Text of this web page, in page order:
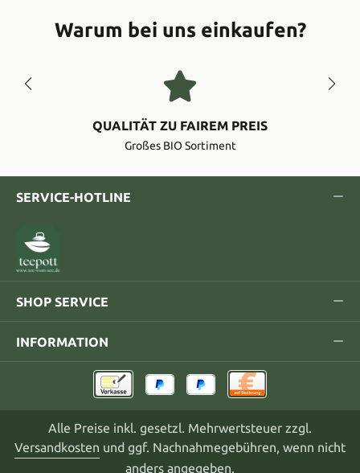
Warum bei uns einkaufen?
QUALITÄT ZU FAIREM PREIS
Großes BIO Sortiment
SERVICE-HOTLINE
SHOP SERVICE
INFORMATION
Alle Preise inkl. gesetzl. Mehrwertsteuer zzgl.
Versandkosten und ggf. Nachnahmegebühren, wenn nicht
anders angegeben.